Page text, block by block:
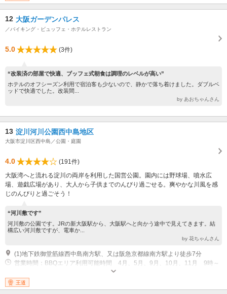
（06-6477-8257） 受付時間：平日営業日の10：00～16：00 休館日：日
12 大阪ガーデンパレス
／バイキング・ビュッフェ・ホテルレストラン
5.0 (3件)
“改装済の部屋で快適、ブッフェ式朝食は調理のレベルが高い”
ホテルのオフシーズン利用で宿泊客も少ないので、静かで落ち着けました。ダブルベ
ッドで快適でした。改装間...
by あおちゃんさん
13 淀川河川公園西中島地区
大阪市淀川区西中島／公園・庭園
4.0
(191件)
大阪湾へと流れる淀川の両岸を利用した国営公園。園内には野球場、噴水広
場、遊戯広場があり、大人から子供までのんびり過ごせる。爽やかな川風を感
じのんびりと過ごそう！
“河川敷です”
河川敷の公園です。JRの新大阪駅から、大阪駅へと向かう途中で見えてきます。結
構広い河川敷ですが、電車か...
by 花ちゃんさん
(1)地下鉄御堂筋線西中島南方駅、又は阪急京都線南方駅より徒歩7分
営業時間：BBQエリア利用可能時間 4月、5月、9月、10月、11月 9時～
16時30分 / 6月、7月、8月 9時～18時30分 その他：年中無休
王道